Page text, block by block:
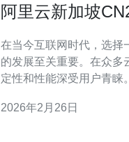
阿里云新加坡
在当今互联网时代，选择
的发展至关重要。在众多
定性和性能深受用户青睐
最佳选择。在本文中，我
2026年2月26日